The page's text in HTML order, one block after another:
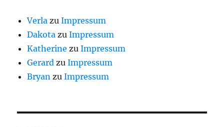
Verla zuImpressum
Dakota zuImpressum
Katherine zuImpressum
Gerard zuImpressum
Bryan zuImpressum